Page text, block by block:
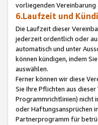
vorliegenden
6.Laufzeit und
Die Laufzeit dieser
jederzeit ordentlich oder
automatisch und unter
können kündigen, indem
auswählen.
Ferner können wir diese
Sie Ihre Pflichten aus
Programmrichtlinien) nicht
oder Haftungsansprüchen
Partnerprogramm für